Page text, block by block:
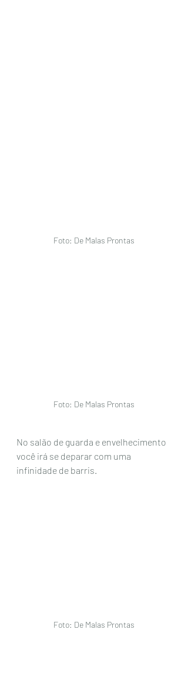
Foto: De Malas Prontas
Foto: De Malas Prontas
No salão de guarda e envelhecimento
você irá se deparar com uma
infinidade de barris.
Foto: De Malas Prontas